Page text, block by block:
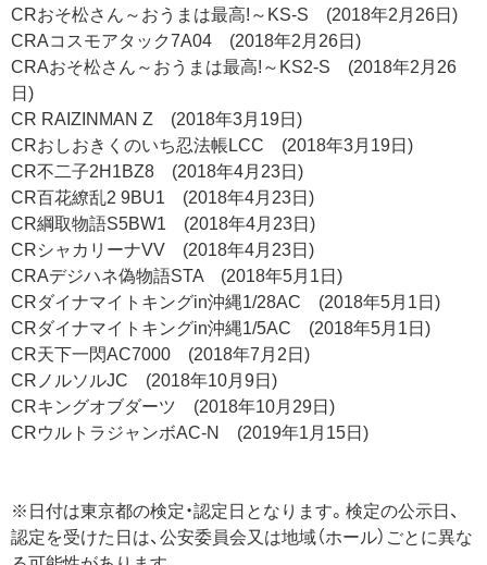
CRおそ松さん～おうまは最高!～KS-S (2018年2月26日)
CRAコスモアタック7A04 (2018年2月26日)
CRAおそ松さん～おうまは最高!～KS2-S (2018年2月26
日)
CR RAIZINMAN Z (2018年3月19日)
CRおしおきくのいち忍法帳LCC (2018年3月19日)
CR不二子2H1BZ8 (2018年4月23日)
CR百花繚乱2 9BU1 (2018年4月23日)
CR綱取物語S5BW1 (2018年4月23日)
CRシャカリーナVV (2018年4月23日)
CRAデジハネ偽物語STA (2018年5月1日)
CRダイナマイトキングin沖縄1/28AC (2018年5月1日)
CRダイナマイトキングin沖縄1/5AC (2018年5月1日)
CR天下一閃AC7000 (2018年7月2日)
CRノルソルJC (2018年10月9日)
CRキングオブダーツ (2018年10月29日)
CRウルトラジャンボAC-N (2019年1月15日)
※日付は東京都の検定・認定日となります。検定の公示日、
認定を受けた日は、公安委員会又は地域（ホール）ごとに異な